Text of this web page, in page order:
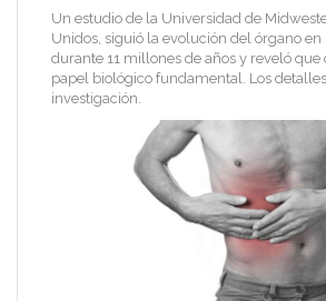
Un estudio de la Universidad de
Unidos, siguió la evolución del órgano
durante 11 millones de años y reveló que
papel biológico fundamental. Los
investigación.